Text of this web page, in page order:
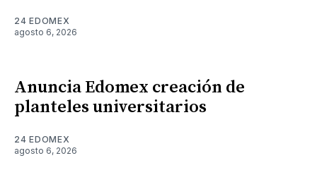
24 EDOMEX
agosto 6, 2026
Anuncia Edomex creación de
planteles universitarios
24 EDOMEX
agosto 6, 2026